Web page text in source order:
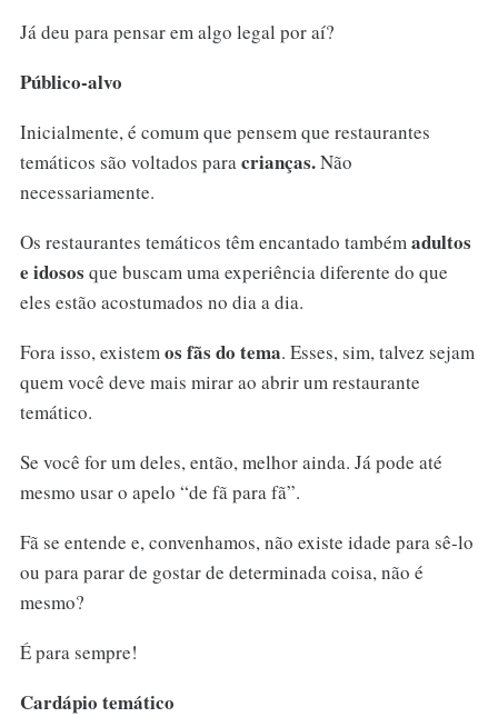
Já deu para pensar em algo legal por aí?
Público-alvo
Inicialmente, é comum que pensem que restaurantes
temáticos são voltados paracrianças.Não
necessariamente.
Os restaurantes temáticos têm encantado tambémadultos
e idosos que buscam uma experiência diferente do que
eles estão acostumados no dia a dia.
Fora isso, existemos fãs do tema. Esses, sim, talvez sejam
quem você deve mais mirar ao abrir um restaurante
temático.
Se você for um deles, então, melhor ainda. Já pode até
mesmo usar o apelo “de fã para fã”.
Fã se entende e, convenhamos, não existe idade para sê-lo
ou para parar de gostar de determinada coisa, não é
mesmo?
É para sempre!
Cardápio temático